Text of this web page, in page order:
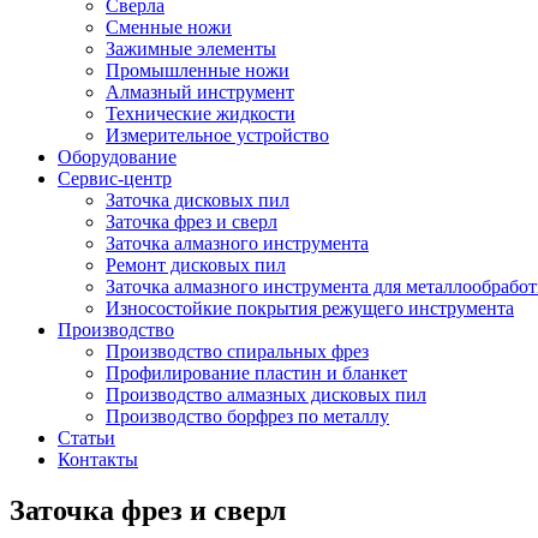
Сверла
Сменные ножи
Зажимные элементы
Промышленные ножи
Алмазный инструмент
Технические жидкости
Измерительное устройство
Оборудование
Сервис-центр
Заточка дисковых пил
Заточка фрез и сверл
Заточка алмазного инструмента
Ремонт дисковых пил
Заточка алмазного инструмента для
Износостойкие покрытия режущего инструмента
Производство
Производство спиральных фрез
Профилирование пластин и бланкет
Производство алмазных дисковых пил
Производство борфрез по металлу
Статьи
Контакты
Заточка фрез и сверл